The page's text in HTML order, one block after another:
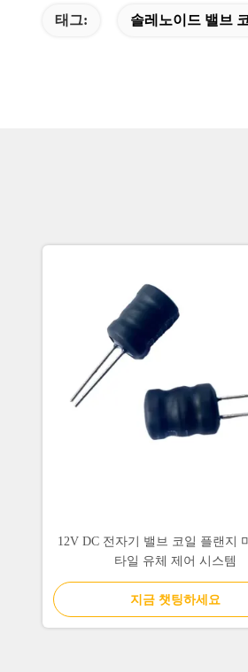
태그: 솔레노이드 밸브
12V DC 전자기 밸브 코일 플랜지
타일 유체 제어 시스템
지금 챗팅하세요